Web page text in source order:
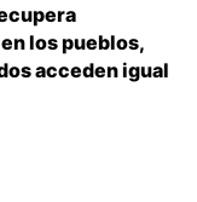
los pueblos,
acceden igual